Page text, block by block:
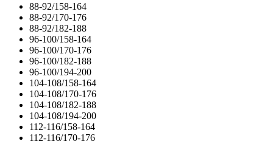
88-92/158-164
88-92/170-176
88-92/182-188
96-100/158-164
96-100/170-176
96-100/182-188
96-100/194-200
104-108/158-164
104-108/170-176
104-108/182-188
104-108/194-200
112-116/158-164
112-116/170-176